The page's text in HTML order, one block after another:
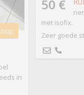
in
50 €
met isofix.
Zeer goede